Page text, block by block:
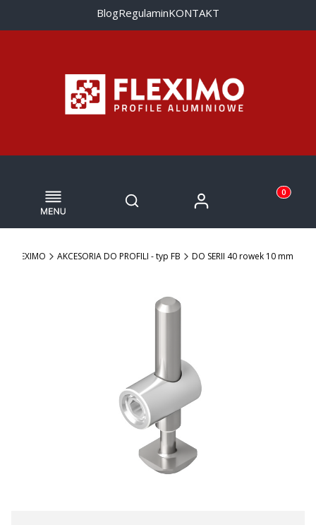
BlogRegulaminKONTAKT
Menu Otwórz wyszukiwarkę
Szukaj Zaloguj się Produkty
Koszyk
FLEXIMO AKCESORIA DO PROFILI - typ FB DO SERII 40 rowek 10 mm